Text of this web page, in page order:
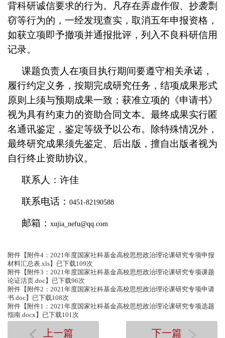
背科研诚信要求的行为。凡存在弄虚作假、抄袭剽
窃等行为的，一经发现查实，取消五年申报资格，
如获立项即予撤项并通报批评，列入不良科研信用
记录。
课题负责人在项目执行期间要遵守相关承诺，
履行约定义务，按期完成研究任务，结项成果形式
原则上须与预期成果一致；获准立项的《申请书》
视为具有约束力的资助合同文本。最终成果实行匿
名通讯鉴定，鉴定等级予以公布。除特殊情况外，
最终研究成果须先鉴定、后出版，擅自出版者视为
自行终止资助协议。
联系人：许佳
联系电话： 0451-82190588
邮箱： xujia_nefu@qq.com
附件【 附件4：2021年度国家社科基金高校思想政治理论课研究专项申报
材料汇总表.xls】已下载109次
附件【 附件3：2021年度国家社科基金高校思想政治理论课研究专项课题
论证活页.doc】已下载96次
附件【 附件2：2021年度国家社科基金高校思想政治理论课研究专项申请
书.doc】已下载108次
附件【 附件1：2021年度国家社科基金高校思想政治理论课研究专项选题
指南.docx】已下载101次
上一篇 下一篇